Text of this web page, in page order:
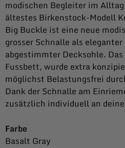
modischen Begleiter im
ältestes Birkenstock-Modell
Big Buckle ist eine neue
grosser Schnalle als
abgestimmter Decksohle.
Fussbett, wurde extra
möglichst Belastungsfrei
Dank der Schnalle am
zusätzlich individuell an
Farbe
Basalt Gray